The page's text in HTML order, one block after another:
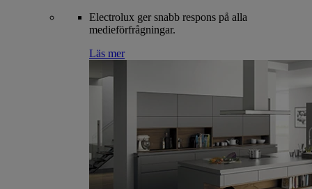
Electrolux ger snabb respons på alla
medieförfrågningar.
Läs mer